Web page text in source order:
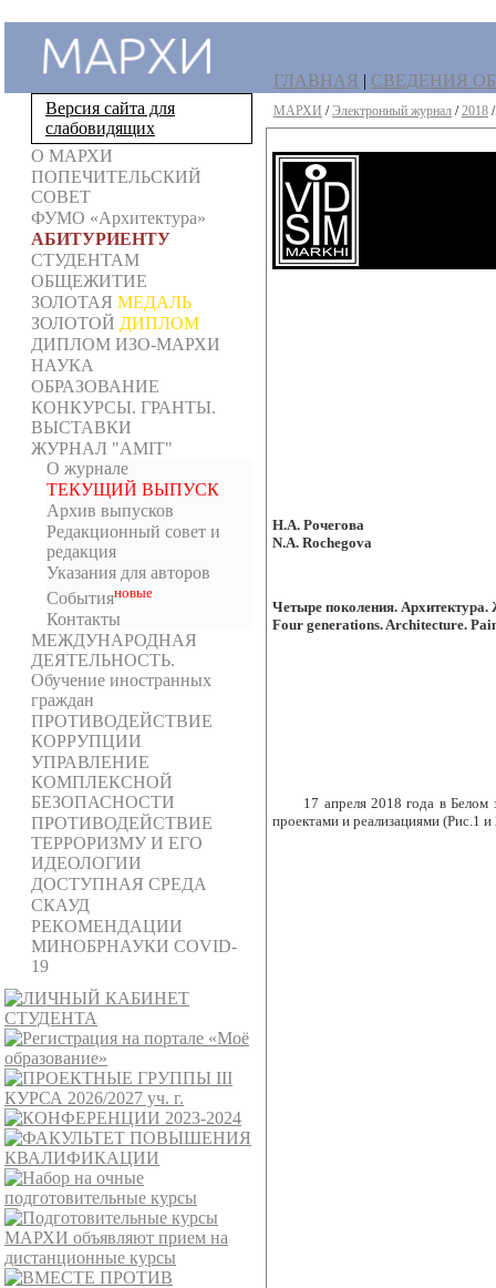
Версия сайта для
слабовидящих
О МАРХИ
ПОПЕЧИТЕЛЬСКИЙ
СОВЕТ
ФУМО «Архитектура»
АБИТУРИЕНТУ
СТУДЕНТАМ
ОБЩЕЖИТИЕ
ЗОЛОТАЯ МЕДАЛЬ
ЗОЛОТОЙ ДИПЛОМ
ДИПЛОМ ИЗО-МАРХИ
НАУКА
ОБРАЗОВАНИЕ
КОНКУРСЫ. ГРАНТЫ.
ВЫСТАВКИ
ЖУРНАЛ "AMIT"
О журнале
ТЕКУЩИЙ ВЫПУСК
Архив выпусков
Редакционный совет и
редакция
Указания для авторов
Событияновыe
Контакты
МЕЖДУНАРОДНАЯ
ДЕЯТЕЛЬНОСТЬ.
Обучение иностранных
граждан
ПРОТИВОДЕЙСТВИЕ
КОРРУПЦИИ
УПРАВЛЕНИЕ
КОМПЛЕКСНОЙ
БЕЗОПАСНОСТИ
ПРОТИВОДЕЙСТВИЕ
ТЕРРОРИЗМУ И ЕГО
ИДЕОЛОГИИ
ДОСТУПНАЯ СРЕДА
СКАУД
РЕКОМЕНДАЦИИ
МИНОБРНАУКИ COVID-
19
ГЛАВНАЯ | СВЕДЕНИЯ
МАРХИ /Электронный журнал /2018
Н.А. Рочегова
N.A. Rochegova
Четыре поколения.
Four generations. Architecture.
17 апреля 2018 года в Белом
проектами и реализациями (Рис.1 и